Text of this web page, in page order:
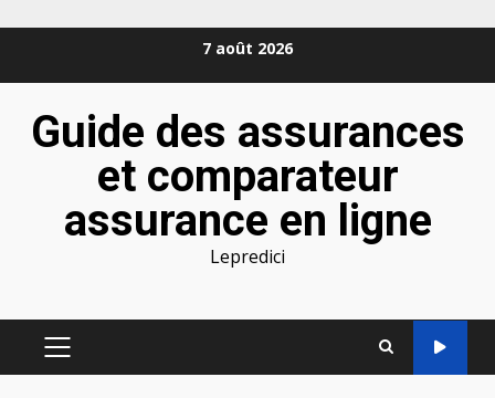
7 août 2026
Guide des assurances
et comparateur
assurance en ligne
Lepredici
MENU